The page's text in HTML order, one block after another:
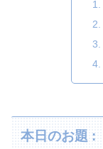
本日のお題 :